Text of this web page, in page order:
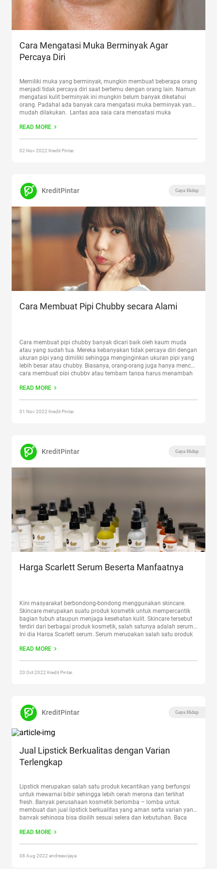
Cara Mengatasi Muka Berminyak Agar
Percaya Diri
Memiliki muka yang berminyak, mungkin membuat beberapa orang
menjadi tidak percaya diri saat bertemu dengan orang lain. Namun
mengatasi kulit berminyak ini mungkin belum banyak diketahui
orang. Padahal ada banyak cara mengatasi muka berminyak yang
mudah dilakukan. Lantas apa saja cara mengatasi muka
mengetahui cara
READ MORE
02 Nov 2022 Kredit Pintar.
KreditPintar Gaya Hidup
Cara Membuat Pipi Chubby secara Alami
Cara membuat pipi chubby banyak dicari baik oleh kaum muda
atau yang sudah tua. Mereka kebanyakan tidak percaya diri dengan
ukuran pipi yang dimiliki sehingga menginginkan ukuran pipi yang
lebih besar atau chubby. Biasanya, orang-orang juga hanya mencari
cara membuat pipi chubby atau tembam tanpa harus menambah
reading“Cara Membuat Pipi Chubby secara Alami”
READ MORE
01 Nov 2022 Kredit Pintar.
KreditPintar Gaya Hidup
Harga Scarlett Serum Beserta Manfaatnya
Kini masyarakat berbondong-bondong menggunakan skincare.
Skincare merupakan suatu produk kosmetik untuk mempercantik
bagian tubuh ataupun menjaga kesehatan kulit. Skincare tersebut
terdiri dari berbagai produk kosmetik, salah satunya adalah serum.
Ini dia Harga Scarlett serum. Serum merupakan salah satu produk
kecantikan. Serum juga tidak hanya diperuntukkan untuk
READ MORE
20 Oct 2022 Kredit Pintar.
KreditPintar Gaya Hidup
Jual Lipstick Berkualitas dengan Varian
Terlengkap
Lipstick merupakan salah satu produk kecantikan yang berfungsi
untuk mewarnai bibir sehingga lebih cerah merona dan terlihat
fresh. Banyak perusahaan kosmetik berlomba – lomba untuk
membuat dan jual lipstick berkualitas yang aman serta varian yang
banyak sehingga bisa dipilih sesuai selera dan kebutuhan. Baca
menjadi kebutuhan pokok bagi
READ MORE
08 Aug 2022 andreawijaya